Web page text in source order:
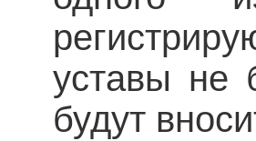
уставы не
будут